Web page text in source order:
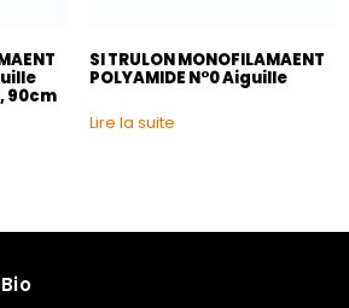
90cm
SI TRULON MONOFILAMAENT
POLYAMIDE N°0 Aiguille
Lire la suite